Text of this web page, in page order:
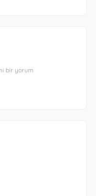
bir yorum